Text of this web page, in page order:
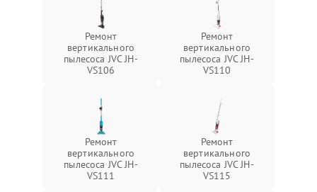
Ремонт
вертикального
пылесоса JVC JH-
VS106
Ремонт
вертикального
пылесоса JVC JH-
VS110
Ремонт
вертикального
пылесоса JVC JH-
VS111
Ремонт
вертикального
пылесоса JVC JH-
VS115